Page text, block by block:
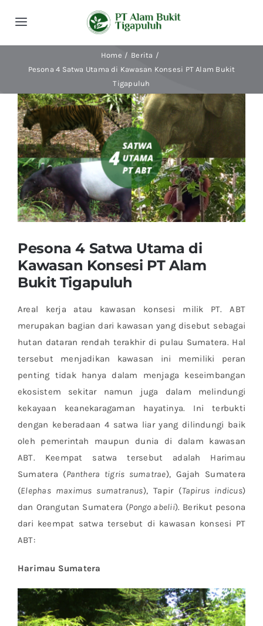
Toggle
Navigation
Tentang Kami
Kegiatan
Publikasi
Berita
Indonesian
Adopsi Pohon
Home
Berita
Pesona 4 Satwa Utama di Kawasan Konsesi PT Alam Bukit
Tigapuluh
View
Larger
Image
Pesona 4 Satwa Utama di
Kawasan Konsesi PT Alam
Bukit Tigapuluh
Areal kerja atau kawasan konsesi milik PT. ABT
merupakan bagian dari kawasan yang disebut sebagai
hutan dataran rendah terakhir di pulau Sumatera. Hal
tersebut menjadikan kawasan ini memiliki peran
penting tidak hanya dalam menjaga keseimbangan
ekosistem sekitar namun juga dalam melindungi
kekayaan keanekaragaman hayatinya. Ini terbukti
dengan keberadaan 4 satwa liar yang dilindungi baik
oleh pemerintah maupun dunia di dalam kawasan
ABT. Keempat satwa tersebut adalah Harimau
Sumatera (Panthera tigris sumatrae), Gajah Sumatera
(Elephas maximus sumatranus), Tapir (Tapirus indicus)
dan Orangutan Sumatera (Pongo abelii). Berikut pesona
dari keempat satwa tersebut di kawasan konsesi PT
ABT:
Harimau Sumatera